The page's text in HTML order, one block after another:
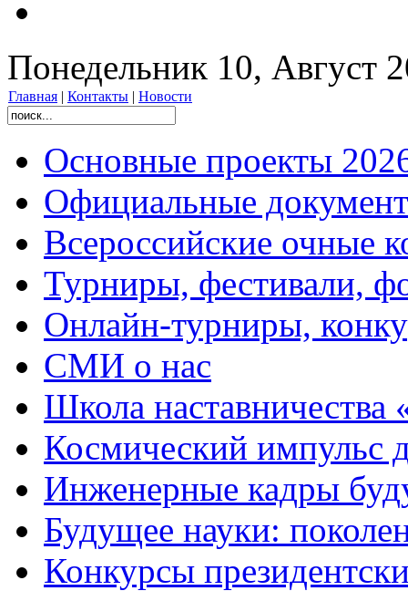
Понедельник 10, Август
Главная | Контакты | Новости
Основные проекты
Официальные
Всероссийские очные
Турниры, фестивали,
Онлайн-турниры,
СМИ о нас
Школа
Космический импульс
Инженерные кадры
Будущее науки:
Конкурсы